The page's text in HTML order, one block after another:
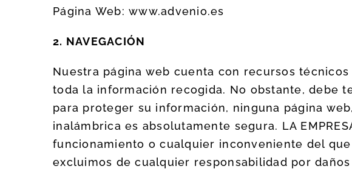
Página Web: www.advenio.es
2. NAVEGACIÓN
Nuestra página web cuenta con recursos
toda la información recogida. No obstante, debe
para proteger su información, ninguna página
inalámbrica es absolutamente segura. LA
funcionamiento o cualquier inconveniente del
excluimos de cualquier responsabilidad por